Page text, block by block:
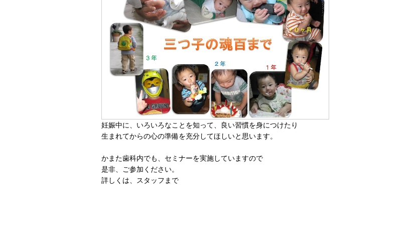
妊娠中に、いろいろなことを知って、良い習慣を身につけたり
生まれてからの心の準備を充分してほしいと思います。
かまた歯科内でも、セミナーを実施していますので
是非、ご参加ください。
詳しくは、スタッフまで